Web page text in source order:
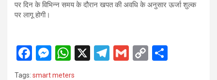
पर दिन के विभिन्न समय के दौरान खपत की अवधि के अनुसार ऊर्जा शुल्क
पर लागू होगी।
F
M
es
W
X
T
G
C
Tags: smart meters